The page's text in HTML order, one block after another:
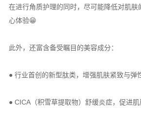
在进行角质护理的同时，尽可能降低对肌肤
心体验😁
此外，还富含备受瞩目的美容成分：
● 行业首创的新型肽类，增强肌肤紧致与弹
● CICA（积雪草提取物）舒缓炎症，促进肌